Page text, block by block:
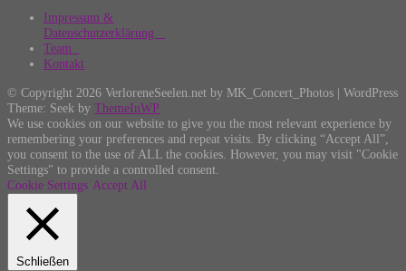
Impressum &
Datenschutzerklärung
Team
Kontakt
© Copyright 2026 VerloreneSeelen.net by MK_Concert_Photos | WordPress
Theme: Seek by ThemeInWP
We use cookies on our website to give you the most relevant experience by
remembering your preferences and repeat visits. By clicking “Accept All”,
you consent to the use of ALL the cookies. However, you may visit "Cookie
Settings" to provide a controlled consent.
Cookie Settings Accept All
Schließen